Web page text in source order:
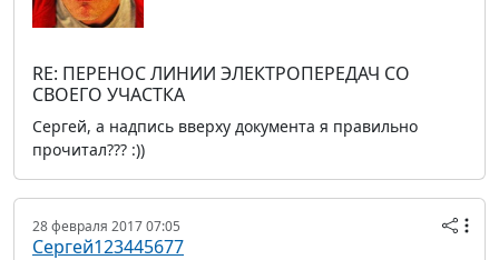
RE: ПЕРЕНОС ЛИНИИ ЭЛЕКТРОПЕРЕДАЧ СО
СВОЕГО УЧАСТКА
Сергей, а надпись вверху документа я правильно
прочитал??? :))
28 февраля 2017 07:05
Сергей123445677